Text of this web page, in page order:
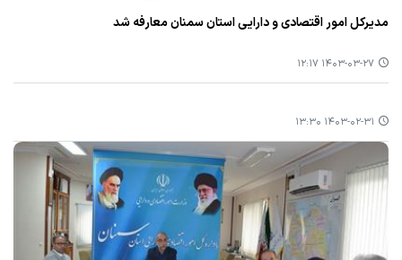
مدیركل امور اقتصادی و دارایی استان سمنان معارفه شد
۱۴۰۳-۰۳-۲۷ ۱۲:۱۷
۱۴۰۳-۰۲-۳۱ ۱۳:۳۰